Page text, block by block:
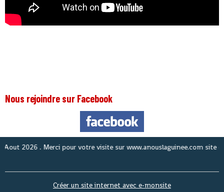
Nous rejoindre sur Facebook
. Merci pour votre visite sur www.anouslaguinee.com site
Créer un site internet avec e-monsite